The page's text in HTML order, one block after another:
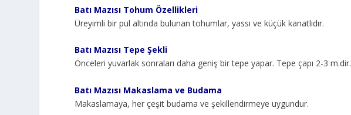
Batı Mazısı Tohum Özellikleri
Üreyimli bir pul altında bulunan tohumlar, yassı ve küçük kanatlıdır.
Batı Mazısı Tepe Şekli
Önceleri yuvarlak sonraları daha geniş bir tepe yapar. Tepe çapı 2-3 m.dir.
Batı Mazısı Makaslama ve Budama
Makaslamaya, her çeşit budama ve şekillendirmeye uygundur.